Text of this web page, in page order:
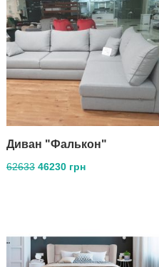
Диван "Фалькон"
62633 46230 грн